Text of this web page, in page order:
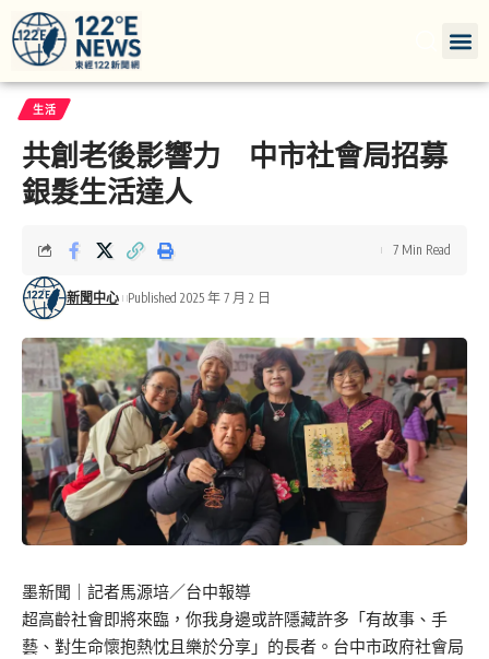
生活
共創老後影響力 中市社會局招募
銀髮生活達人
新聞中心 Published 2025 年 7 月 2 日
7 Min Read
墨新聞
｜記者馬源培／台中報導
超高齡社會即將來臨，你我身邊或許隱藏許多「有故事、手
藝、對生命懷抱熱忱且樂於分享」的長者。台中市政府社會局